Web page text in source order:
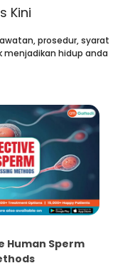
Kini
prosedur, syarat
menjadikan hidup anda
Human Sperm